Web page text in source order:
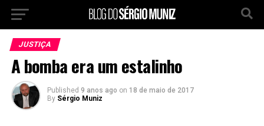
JUSTIÇA
A bomba era um estalinho
Published 9 anos ago on 18 de maio de 2017
By Sérgio Muniz